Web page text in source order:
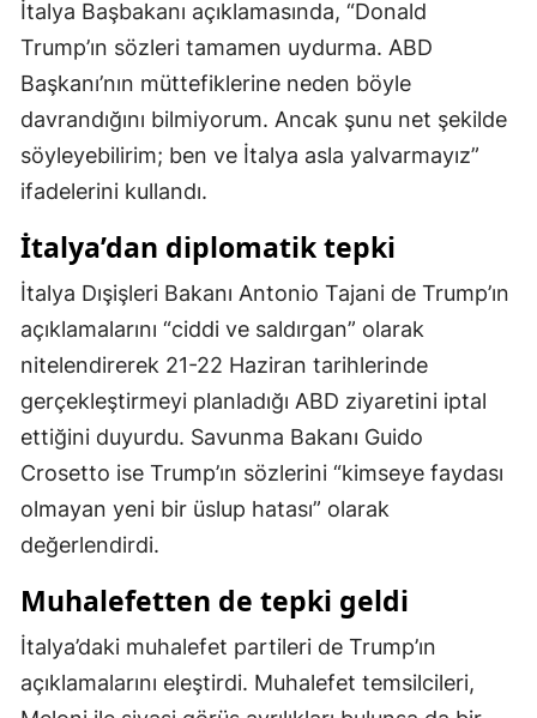
Manisa
Kahramanmaraş
Mardin
Muğla
Niğde
Ordu
Rize
Sakarya
Samsun
Sinop
İtalya Başbakanı açıklamasında, “Donald
Trump’ın sözleri tamamen uydurma. ABD
Başkanı’nın müttefiklerine neden böyle
davrandığını bilmiyorum. Ancak şunu net şekilde
söyleyebilirim; ben ve İtalya asla yalvarmayız”
ifadelerini kullandı.
İtalya’dan diplomatik tepki
İtalya Dışişleri Bakanı Antonio Tajani de Trump’ın
açıklamalarını “ciddi ve saldırgan” olarak
nitelendirerek 21-22 Haziran tarihlerinde
gerçekleştirmeyi planladığı ABD ziyaretini iptal
ettiğini duyurdu. Savunma Bakanı Guido
Crosetto ise Trump’ın sözlerini “kimseye faydası
olmayan yeni bir üslup hatası” olarak
değerlendirdi.
Muhalefetten de tepki geldi
İtalya’daki muhalefet partileri de Trump’ın
açıklamalarını eleştirdi. Muhalefet temsilcileri,